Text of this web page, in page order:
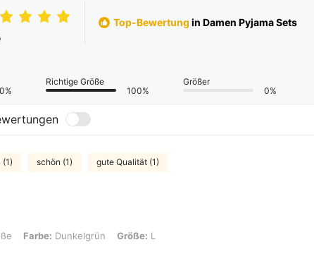
Top-Bewertung in Damen Pyjama Sets
0%
Richtige Größe
100%
Größer
0%
schön (1) gute Qualität (1)
Dunkelgrün, Größe: L
Farbe: Dunkelgrün Größe: L